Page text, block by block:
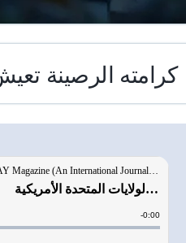
كرامته الرصينة